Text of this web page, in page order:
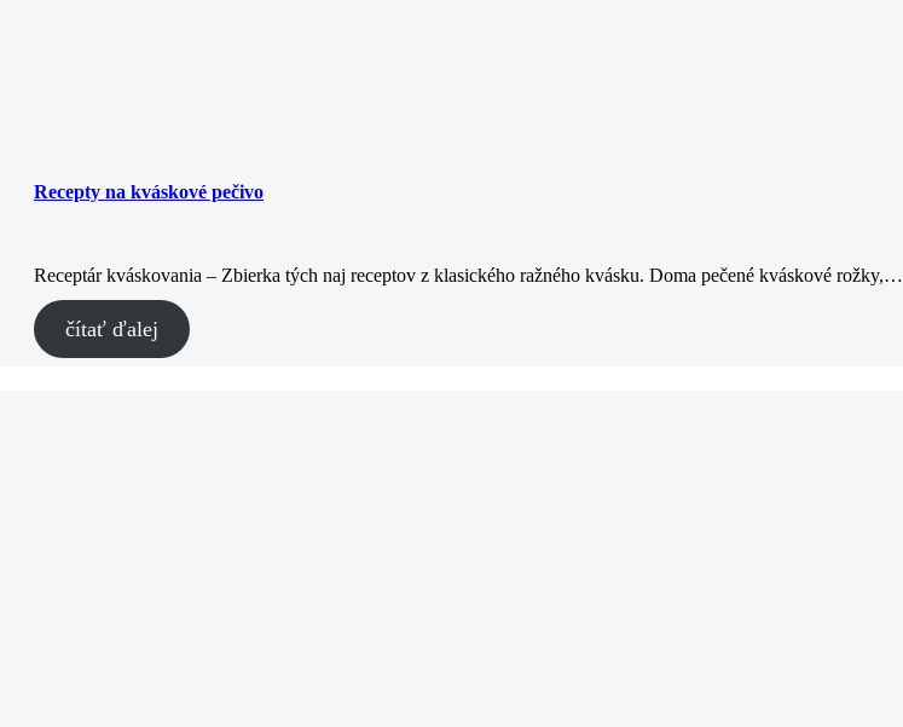
Recepty na kváskové pečivo
Receptár kváskovania – Zbierka tých naj receptov z klasického ražného kvásku. Doma pečené kváskové rožky,…
čítať ďalej